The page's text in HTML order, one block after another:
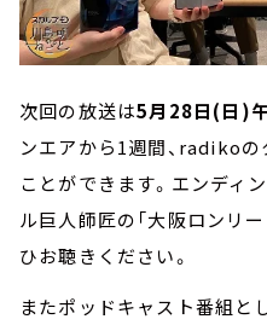
次回の放送は5月28日(日)
ンエアから1週間、radiko
ことができます。エンディ
ル巨人師匠の「大阪ロンリ
ひお聴きください。
またポッドキャスト番組と